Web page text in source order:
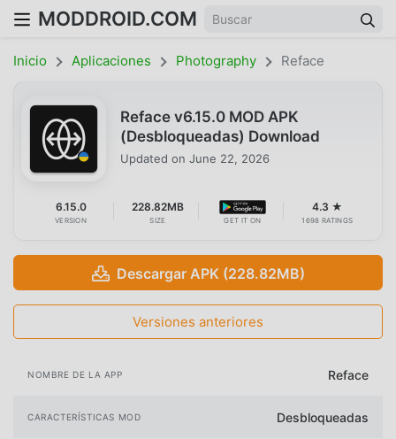
MODDROID.COM
Inicio Aplicaciones Photography Reface
Reface v6.15.0 MOD APK
(Desbloqueadas) Download
Updated on June 22, 2026
6.15.0
VERSION
228.82MB
SIZE GET IT ON
4.3 ★
1698 RATINGS
Descargar APK (228.82MB)
Versiones anteriores
NOMBRE DE LA APP Reface
CARACTERÍSTICAS MOD Desbloqueadas